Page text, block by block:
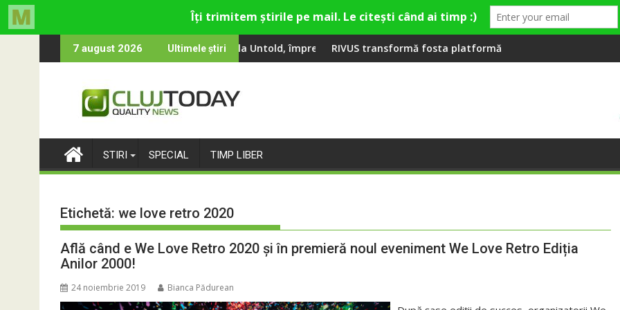
to
7 august 2026 Ultimele știri
Smiley și Theo Rose și comercianți români parteneri, în premieră la Fashion Village
000 de oameni au cântat, la Untold, împreună cu StingRIVUS transformă fosta platformă Carbochim într-un nou centru cultural și
STIRI SPECIAL TIMP LIBER
Etichetă: we love retro 2020
Află când e We Love Retro 2020 și în premieră noul eveniment We Love Retro Ediția
Anilor 2000!
24 noiembrie 2019 Bianca Pădurean